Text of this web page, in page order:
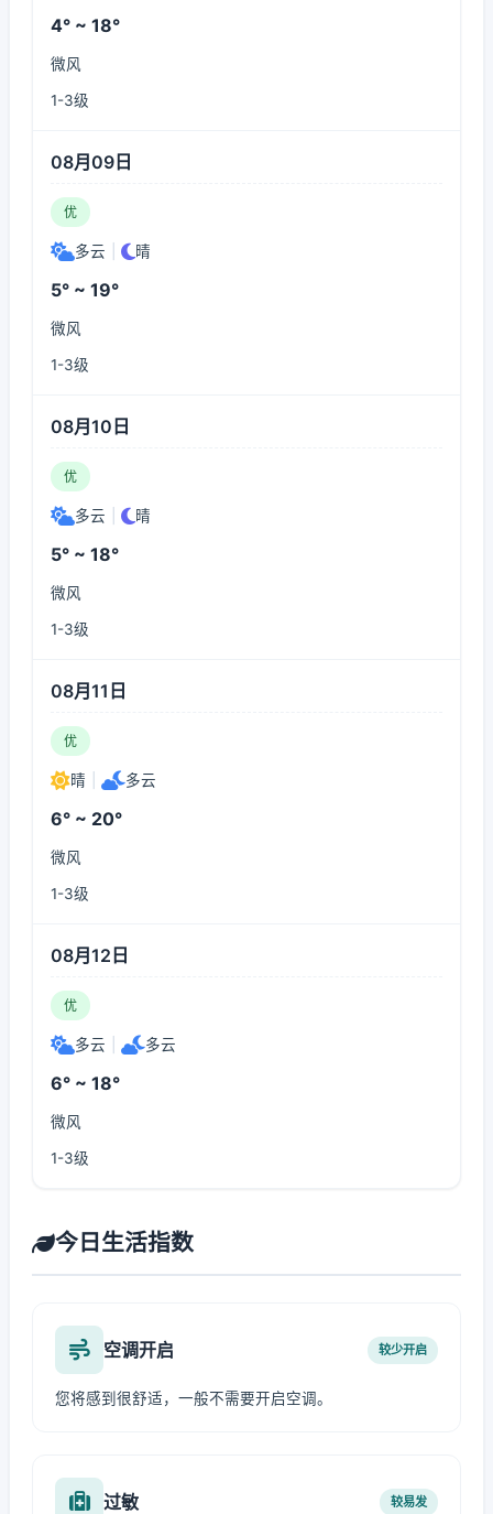
4° ~ 18°
微风
1-3级
08月09日
优
多云 晴
5° ~ 19°
微风
1-3级
08月10日
优
多云 晴
5° ~ 18°
微风
1-3级
08月11日
优
晴 多云
6° ~ 20°
微风
1-3级
08月12日
优
多云 多云
6° ~ 18°
微风
1-3级
今日生活指数
空调开启 较少开启
您将感到很舒适，一般不需要开启空调。
过敏 较易发